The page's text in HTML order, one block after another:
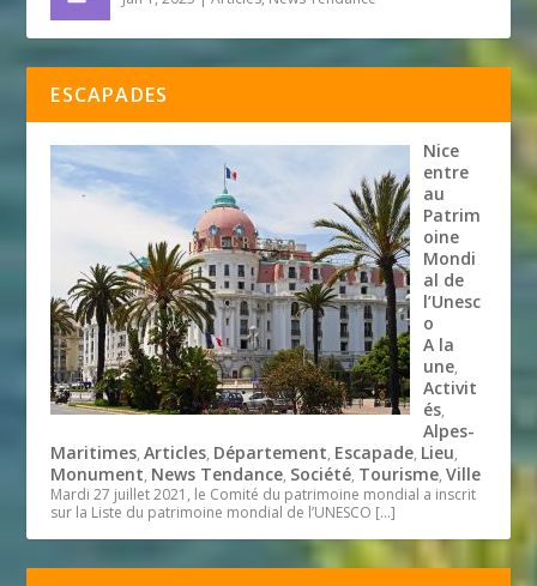
ESCAPADES
Nice
entre
au
Patrim
oine
Mondi
al de
l’Unesc
o
A la
une,
Activit
és,
Alpes-
Maritimes,Articles, Département, Escapade, Lieu,
Monument, News Tendance, Société, Tourisme,Ville
Mardi 27 juillet 2021, le Comité du patrimoine mondial a inscrit
sur la Liste du patrimoine mondial de l’UNESCO […]